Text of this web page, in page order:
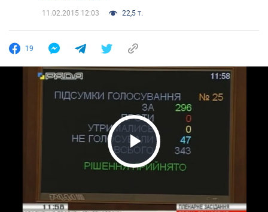
11.02.2015 12:03
22,5 т.
19
Play Video